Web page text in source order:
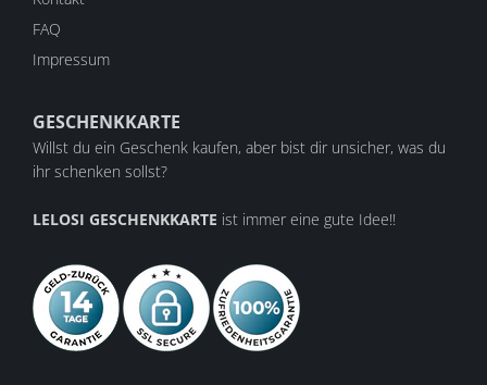
FAQ
Impressum
GESCHENKKARTE
Willst du ein Geschenk kaufen, aber bist dir unsicher, was du
ihr schenken sollst?
LELOSI GESCHENKKARTE ist immer eine gute Idee!!